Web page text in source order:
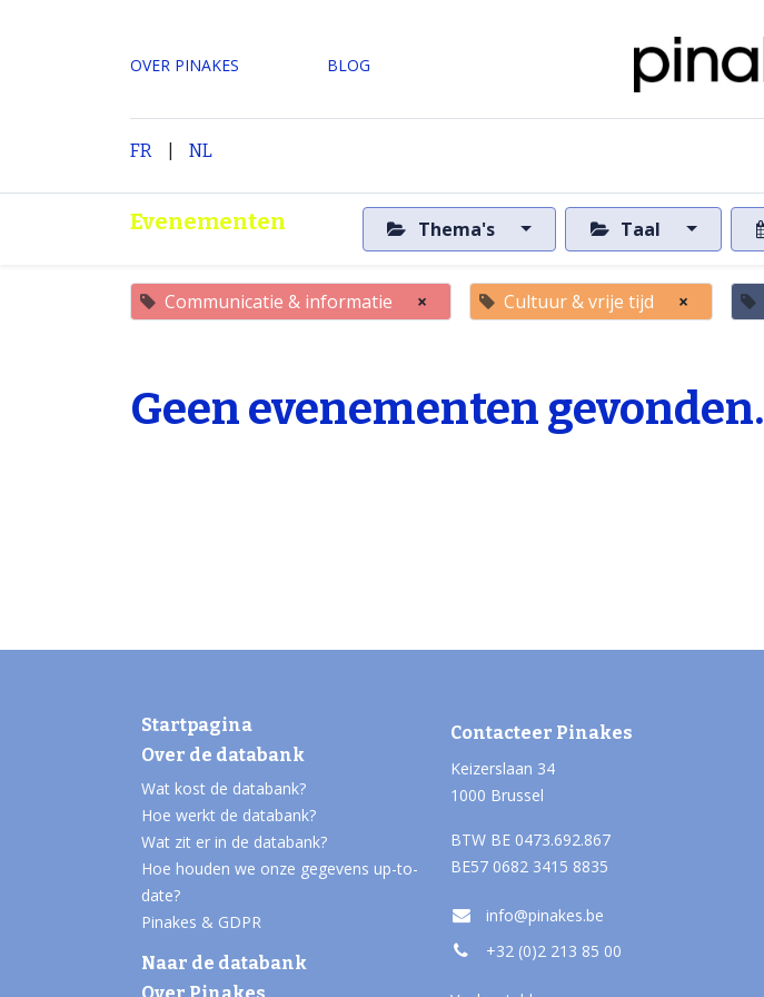
OVER PINAKES ​BLOG
FR | NL
Evenementen Thema's Taal
Communicatie & informatie × Cultuur & vrije tijd ×
Geen evenementen gevonden.
Startpagina
Over de databank
Wat kost de databank?
Hoe werkt de databank?
Wat zit er in de databank?
Hoe houden we onze gegevens up-to-
date?
Pinakes & GDPR
Naar de databank
Over Pinakes
Contacteer Pinakes
Keizerslaan 34
1000 Brussel
BTW BE 0473.692.867
BE57 0682 3415 8835
info@pinakes.be
+32 (0)2 213 85 00